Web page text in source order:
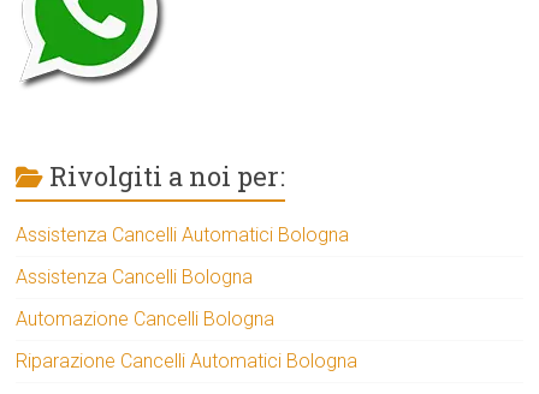
Rivolgiti a noi per:
Assistenza Cancelli Automatici Bologna
Assistenza Cancelli Bologna
Automazione Cancelli Bologna
Riparazione Cancelli Automatici Bologna